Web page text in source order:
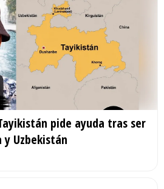
pide ayuda tras ser
y Uzbekistán